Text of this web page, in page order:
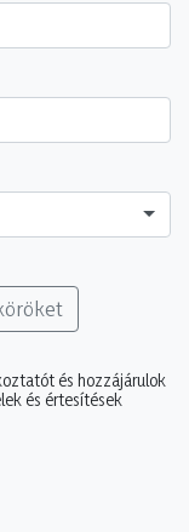
és hozzájárulok
és értesítések